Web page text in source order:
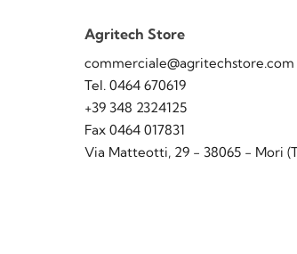
Agritech Store
commerciale@agritechstore.com
Tel. 0464 670619
+39 348 2324125
Fax 0464 017831
Via Matteotti, 29 - 38065 - Mori